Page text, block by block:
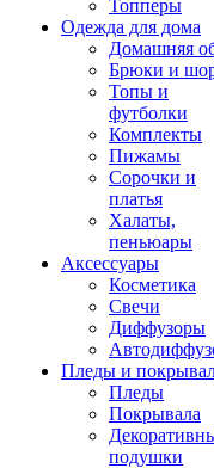
Топперы
Одежда для дома
Домашняя
Брюки и
Топы и
футболки
Комплекты
Пижамы
Сорочки и
платья
Халаты,
пеньюары
Аксессуары
Косметика
Свечи
Диффузоры
Пледы и
Пледы
Покрывала
подушки